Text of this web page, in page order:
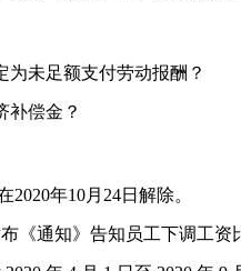
为未足额支付劳动报酬？
补偿金？
2020年10月24日解除。
布《通知》告知员工下调工